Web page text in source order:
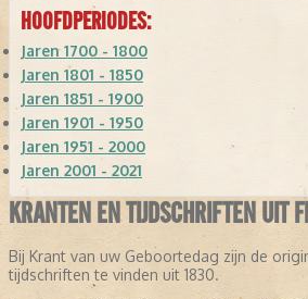
HOOFDPERIODES:
Jaren 1700 - 1800
Jaren 1801 - 1850
Jaren 1851 - 1900
Jaren 1901 - 1950
Jaren 1951 - 2000
Jaren 2001 - 2021
KRANTEN EN TIJDSCHRIFTEN UIT
Bij Krant van uw Geboortedag zijn de
tijdschriften te vinden uit 1830.